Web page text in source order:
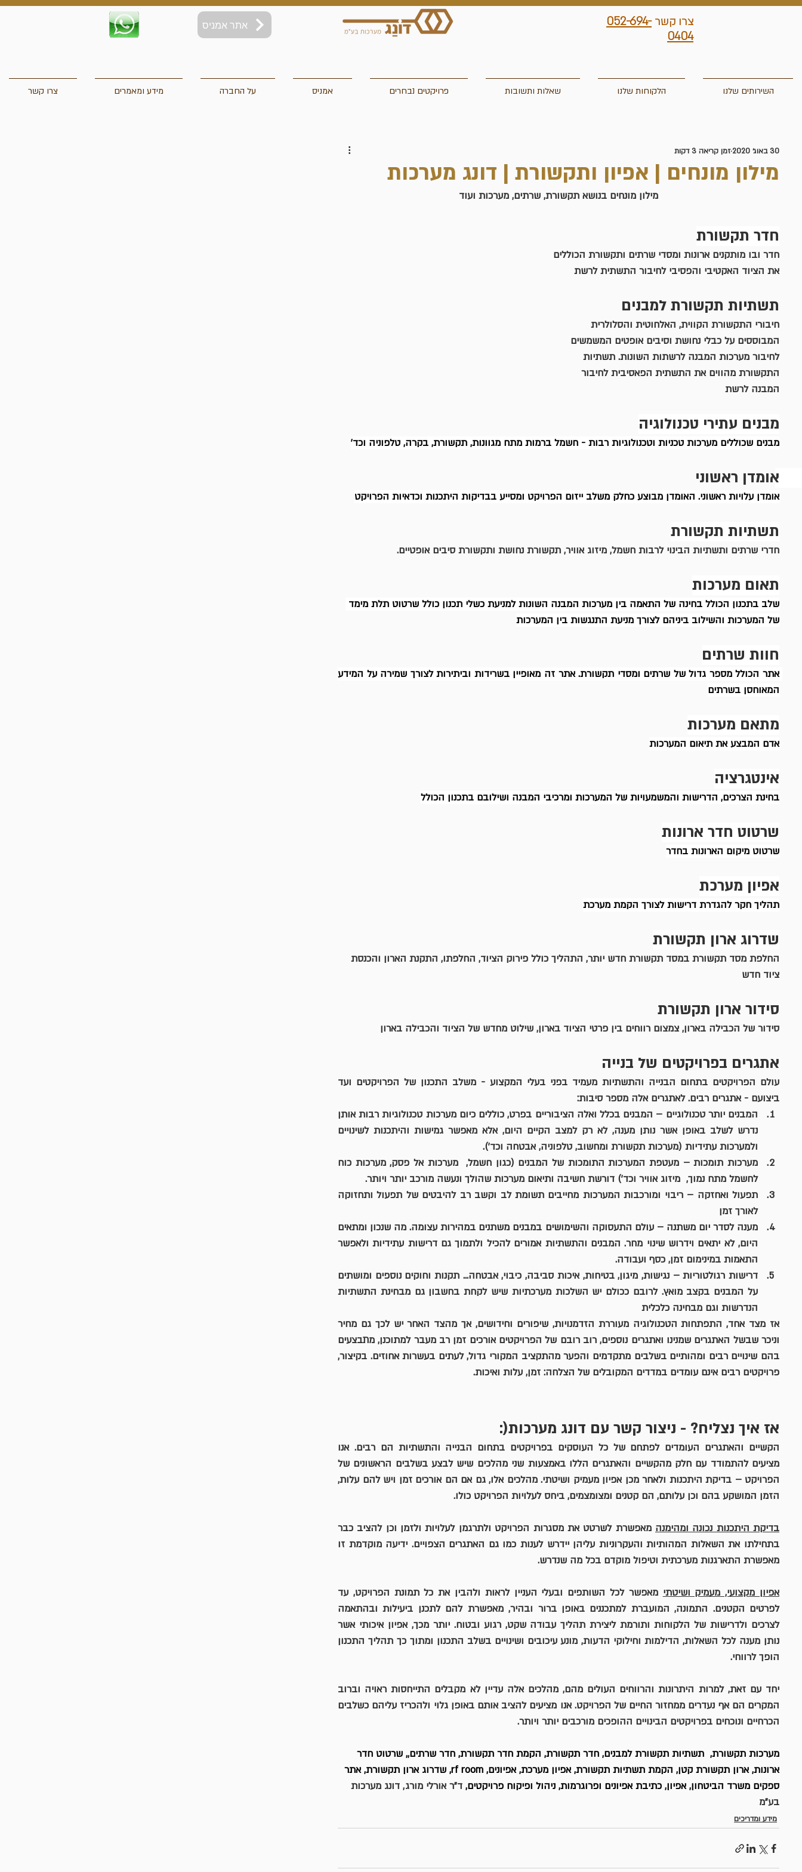
אתר אמניס צרו קשר052-694-
0404
השירותים שלנו הלקוחות שלנו שאלות ותשובות פרויקטים נבחרים אמניס על החברה מידע ומאמרים צרו קשר
מילון מונחים | אפיון ותקשורת | דונג מערכות
30 באוג׳ 2020 זמן קריאה 3 דקות
מילון מונחים בנושא תקשורת, שרתים, מערכות ועוד
חדר תקשורת
חדר ובו מותקנים ארונות ומסדי שרתים ותקשורת הכוללים
את הציוד האקטיבי והפסיבי לחיבור התשתית לרשת
תשתיות תקשורת למבנים
חיבורי התקשורת הקווית, האלחוטית והסלולרית
המבוססים על כבלי נחושת וסיבים אופטים המשמשים
לחיבור מערכות המבנה לרשתות השונות. תשתיות
התקשורת מהווים את התשתית הפאסיבית לחיבור
המבנה לרשת
מבנים עתירי טכנולוגיה
מבנים שכוללים מערכות טכניות וטכנולוגיות רבות - חשמל ברמות מתח מגוונות, תקשורת, בקרה, טלפוניה וכד'
אומדן ראשוני
אומדן עלויות ראשוני. האומדן מבוצע כחלק משלב ייזום הפרויקט ומסייע בבדיקות היתכנות וכדאיות הפרויקט
תשתיות תקשורת
חדרי שרתים ותשתיות הבינוי לרבות חשמל, מיזוג אוויר, תקשורת נחושת ותקשורת סיבים אופטיים.
תאום מערכות
שלב בתכנון הכולל בחינה של התאמה בין מערכות המבנה השונות למניעת כשלי תכנון כולל שרטוט תלת מימד
של המערכות והשילוב ביניהם לצורך מניעת התנגשות בין המערכות
חוות שרתים
המאוחסן בשרתים
מתאם מערכות
אדם המבצע את תיאום המערכות
אינטגרציה
בחינת הצרכים, הדרישות והמשמעויות של המערכות ומרכיבי המבנה ושילובם בתכנון הכולל
שרטוט חדר ארונות
שרטוט מיקום הארונות בחדר
אפיון מערכת
תהליך חקר להגדרת דרישות לצורך הקמת מערכת
שדרוג ארון תקשורת
החלפת מסד תקשורת במסד תקשורת חדש יותר, התהליך כולל פירוק הציוד, החלפתו, התקנת הארון והכנסת
ציוד חדש
סידור ארון תקשורת
סידור של הכבילה בארון, צמצום רווחים בין פרטי הציוד בארון, שילוט מחדש של הציוד והכבילה בארון
אתגרים בפרויקטים של בנייה
ביצועם - אתגרים רבים. לאתגרים אלה מספר סיבות:
המבנים יותר טכנולוגיים
ולמערכות עתידיות (מערכות תקשורת ומחשוב, טלפוניה, אבטחה וכד').
מערכות תומכות
לחשמל מתח נמוך,  מיזוג אוויר וכד') דורשת חשיבה ותיאום מערכות שהולך ונעשה מורכב יותר ויותר.
תפעול ואחזקה
לאורך זמן
מענה לסדר יום משתנה
התאמות במינימום זמן, כסף ועבודה.
דרישות רגולטוריות
הנדרשות וגם מבחינה כלכלית
וניכר שבשל האתגרים שמנינו ואתגרים נוספים, רוב רובם של הפרויקטים אורכים זמן רב מעבר למתוכנן,
בהם שינויים רבים ומהותיים בשלבים מתקדמים והפער מהתקציב המקורי גדול, לעתים בעשרות אחוזים
פרויקטים רבים אינם עומדים במדדים המקובלים של הצלחה: זמן, עלות ואיכות.
אז איך נצליח? - ניצור קשר עם דונג מערכות(:
הזמן המושקע בהם וכן עלותם, הם קטנים ומצומצמים, ביחס לעלויות הפרויקט כולו.
בדיקת היתכנות נכונה ומהימנה
מאפשרת התארגנות מערכתית וטיפול מוקדם בכל מה שנדרש.
אפיון מקצועי, מעמיק ושיטתי
הופך לרווחי.
הכרחיים ונוכחים בפרויקטים הבינויים ההופכים מורכבים יותר ויותר.
מערכות תקשורת,  תשתיות תקשורת למבנים, חדר תקשורת, הקמת חדר תקשורת, חדר שרתים,, שרטוט חדר
ארונות, ארון תקשורת קטן, הקמת תשתיות תקשורת, אפיון מערכת, אפיונים, rf room, שדרוג ארון תקשורת, אתר
ספקים משרד הביטחון, אפיון, כתיבת אפיונים ופרוגרמות, ניהול ופיקוח פרויקטים, ד"ר אורלי מורג, דונג מערכות
בע"מ
מידע ומדריכים